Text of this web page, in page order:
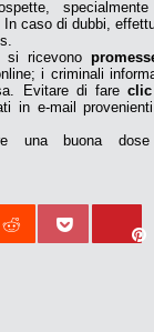
In caso di dubbi,
si ricevono
i criminali
Evitare di fare
in e-mail
una buona